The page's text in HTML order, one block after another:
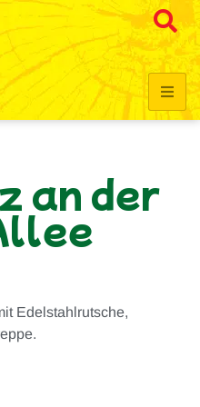
an der
Edelstahlrutsche,